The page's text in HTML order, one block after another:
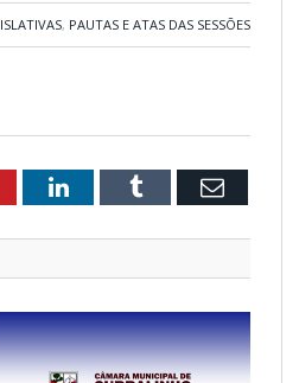
, PAUTAS E ATAS DAS SESSÕES
LinkedInTumblr Email